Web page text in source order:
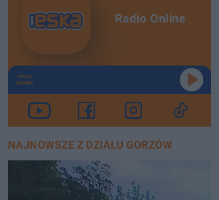
Radio Online
TERAZ
GRAMY
NAJNOWSZE Z DZIAŁU GORZÓW